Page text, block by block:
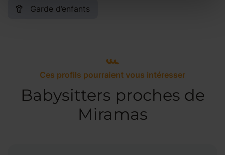
Garde d’enfants
Ces profils pourraient vous intéresser
Babysitters proches de
Miramas